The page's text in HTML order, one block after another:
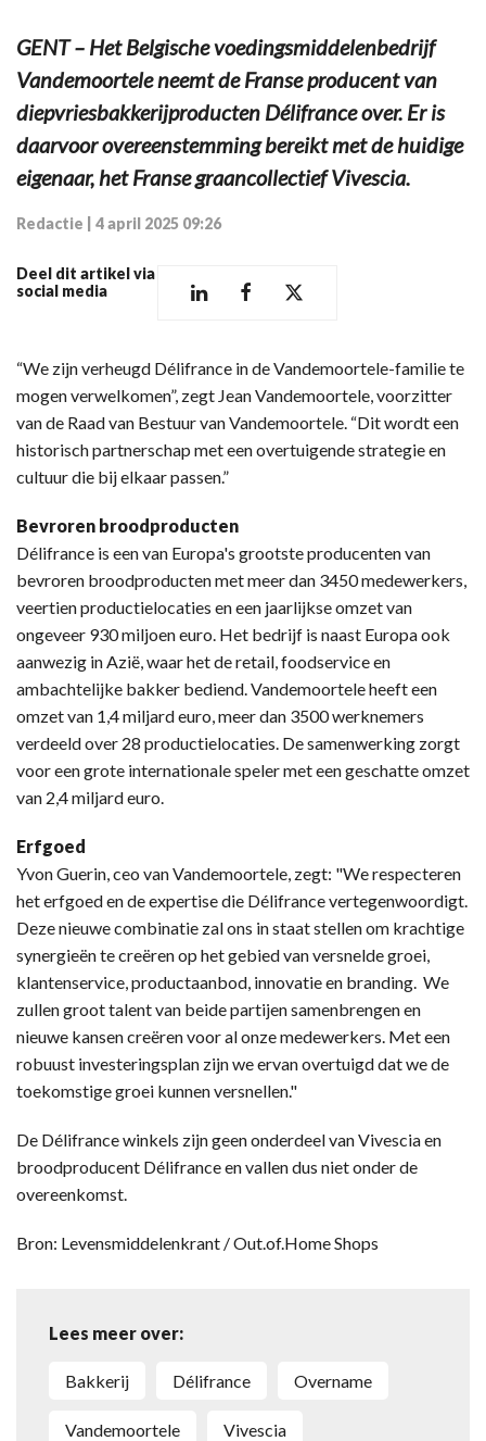
GENT – Het Belgische voedingsmiddelenbedrijf
Vandemoortele neemt de Franse producent van
diepvriesbakkerijproducten Délifrance over. Er is
daarvoor overeenstemming bereikt met de huidige
eigenaar, het Franse graancollectief Vivescia.
Redactie 4 april 2025 09:26
Deel dit artikel via
social media
“We zijn verheugd Délifrance in de Vandemoortele-familie te
mogen verwelkomen”, zegt Jean Vandemoortele, voorzitter
van de Raad van Bestuur van Vandemoortele. “Dit wordt een
historisch partnerschap met een overtuigende strategie en
cultuur die bij elkaar passen.”
Bevroren broodproducten
Délifrance is een van Europa's grootste producenten van
bevroren broodproducten met meer dan 3450 medewerkers,
veertien productielocaties en een jaarlijkse omzet van
ongeveer 930 miljoen euro. Het bedrijf is naast Europa ook
aanwezig in Azië, waar het de retail, foodservice en
ambachtelijke bakker bediend. Vandemoortele heeft een
omzet van 1,4 miljard euro, meer dan 3500 werknemers
verdeeld over 28 productielocaties. De samenwerking zorgt
voor een grote internationale speler met een geschatte omzet
van 2,4 miljard euro.
Erfgoed
Yvon Guerin, ceo van Vandemoortele, zegt: "We respecteren
het erfgoed en de expertise die Délifrance vertegenwoordigt.
Deze nieuwe combinatie zal ons in staat stellen om krachtige
synergieën te creëren op het gebied van versnelde groei,
klantenservice, productaanbod, innovatie en branding. We
zullen groot talent van beide partijen samenbrengen en
nieuwe kansen creëren voor al onze medewerkers. Met een
robuust investeringsplan zijn we ervan overtuigd dat we de
toekomstige groei kunnen versnellen."
De Délifrance winkels zijn geen onderdeel van Vivescia en
broodproducent Délifrance en vallen dus niet onder de
overeenkomst.
Bron: Levensmiddelenkrant / Out.of.Home Shops
Lees meer over:
bakkerij Délifrance overname
Vandemoortele Vivescia